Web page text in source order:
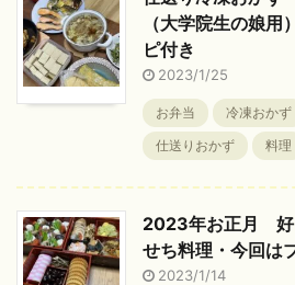
（大学院生の娘
ピ付き
2023/1/25
お弁当 冷凍おかず
仕送りおかず
料理
2023年お正月 好
せち料理・今回は
2023/1/14